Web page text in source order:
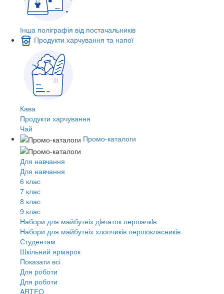
Інша поліграфія від постачальників
Продукти харчування та напої
Кава
Продукти харчування
Чай
Промо-каталоги
Для навчання
Для навчання
6 клас
7 клас
8 клас
9 клас
Набори для майбутніх дiвчаток першачкiв
Набори для майбутніх хлопчиків першокласників
Студентам
Шкільний ярмарок
Показати всі
Для роботи
Для роботи
ARTEO